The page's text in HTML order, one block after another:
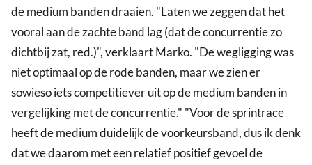
de medium banden draaien. "Laten we zeggen dat het
vooral aan de zachte band lag (dat de concurrentie zo
dichtbij zat, red.)", verklaart Marko. "De wegligging was
niet optimaal op de rode banden, maar we zien er
sowieso iets competitiever uit op de medium banden in
vergelijking met de concurrentie." "Voor de sprintrace
heeft de medium duidelijk de voorkeursband, dus ik denk
dat we daarom met een relatief positief gevoel de